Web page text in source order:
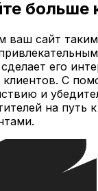
больше
ваш сайт
его
клиентов. С
и
на путь